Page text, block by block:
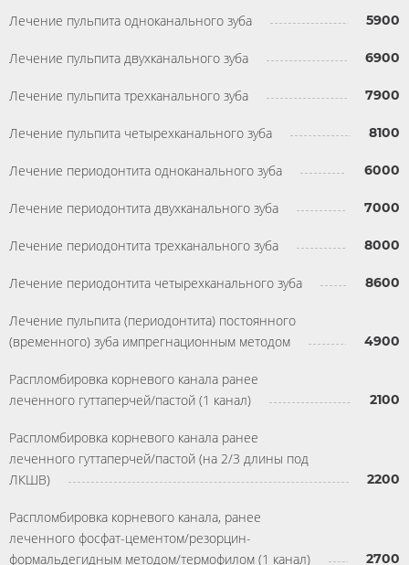
Лечение пульпита одноканального зуба 5900
Лечение пульпита двухканального зуба 6900
Лечение пульпита трехканального зуба 7900
Лечение пульпита четырехканального зуба 8100
Лечение периодонтита одноканального зуба 6000
Лечение периодонтита двухканального зуба 7000
Лечение периодонтита трехканального зуба 8000
Лечение периодонтита четырехканального зуба 8600
Лечение пульпита (периодонтита) постоянного
(временного) зуба импрегнационным методом
4900
Распломбировка корневого канала ранее
леченного гуттаперчей/пастой (1 канал)
2100
Распломбировка корневого канала ранее
леченного гуттаперчей/пастой (на 2/3 длины под
ЛКШВ)
2200
Распломбировка корневого канала, ранее
леченного фосфат-цементом/резорцин-
формальдегидным методом/термофилом (1 канал)
2700